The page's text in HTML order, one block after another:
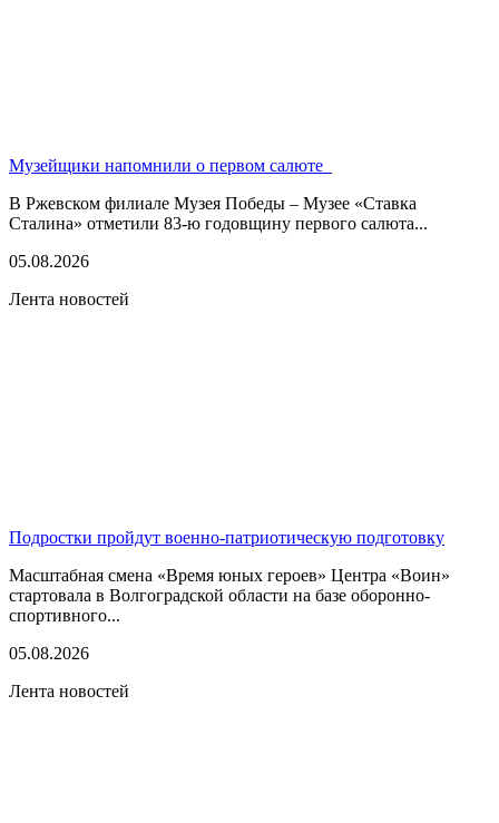
Музейщики напомнили о первом салюте
В Ржевском филиале Музея Победы – Музее «Ставка
Сталина» отметили 83-ю годовщину первого салюта...
05.08.2026
Лента новостей
Подростки пройдут военно-патриотическую подготовку
Масштабная смена «Время юных героев» Центра «Воин»
стартовала в Волгоградской области на базе оборонно-
спортивного...
05.08.2026
Лента новостей